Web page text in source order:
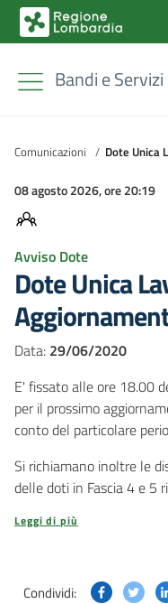
Bandi e Servizi
Comunicazioni / Dote Unica
08 agosto 2026, ore 20:19
Avviso Dote
Dote Unica
Data: 29/06/2020
E' fissato alle ore 18.00
per il prossimo
conto del particolare
Si richiamano inoltre le
delle doti in Fascia 4 e 5
Leggi di più
Condividi: